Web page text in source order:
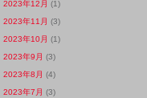
2023年12月 (1)
2023年11月 (3)
2023年10月 (1)
2023年9月 (3)
2023年8月 (4)
2023年7月 (3)